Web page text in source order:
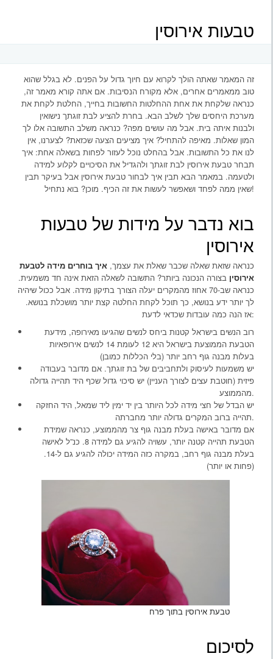
טבעות אירוסין
זה המאמר שאתה הולך לקרוא עם חיוך גדול על הפנים. לא בגלל שהוא
טוב ממאמרים אחרים, אלא מקורח הנסיבות. אם אתה קורא מאמר זה,
כנראה שלקחת את אחת ההחלטות החשובות בחייך, החלטת לקחת את
מערכת היחסים שלך לשלב הבא. בחרת להציע לבת זוגתך נישואין
ולבנות איתה בית. אבל מה עושים מפה? כנראה משלב התשובה אלו לך
המון שאלות. מאיפה להתחיל? איך מציעים הצעה שכזאת? לצערנו, אין
לנו את כל התשובות. אבל בהחלט נוכל לעזור לפחות בשאלה אחת: איך
תבחר טבעת אירוסין לבת זוגתך ולהגדיל את הסיכויים לקלוע למידה
ולטעמה. במאמר הבא תבין איך לבחור טבעת אירוסין אבל בעיקר תבין
שאין ממה לפחד ושאפשר לעשות את זה הכיף. מוכן? בוא נתחיל!
בוא נדבר על מידות של טבעות
אירוסין
כנראה שזאת שאלה שכבר שאלת את עצמך, איך בוחרים מידה לטבעת
אירוסין בצורה הנכונה ביותר? התשובה לשאלה הזאת אינה חד משמעית.
כנראה שב-70 אחוז מהמקרים יעלה הצורך בתיקון מידה. אבל ככול שיהיה
לך יותר ידע בנושא, כך תוכל לקחת החלטה קצת יותר מושכלת בנושא.
אז הנה כמה עובדות שכדאי לדעת:
רוב הנשים בישראל קטנות ביחס לנשים שהגיעו מאירופה, מידעת
הטבעת הממוצעת בישראל היא 12 לעומת 14 לנשים אירופאיות
בעלות מבנה גוף רחב יותר (בלי הכללות כמובן)
יש משמעות לעיסוק ולתחביבים של בת זוגתך. אם מדובר בעבודה
פיזית (חוטבת עצים לצורך העניין) יש סיכוי גדול שכף היד תהייה גדולה
מהממוצע.
יש הבדל של חצי מידה לכל היותר בין יד ימין ליד שמאל, היד החזקה
תהייה ברוב המקרים גדולה יותר מחברתה.
אם מדובר באישה בעלת מבנה גוף צר מהממוצע, כנראה שמידת
הטבעת תהייה קטנה יותר, עשויה להגיע גם למידה 8. כנ”ל לאישה
בעלת מבנה גוף רחב, במקרה כזה המידה יכולה להגיע גם ל-14.
(פחות או יותר)
טבעת אירוסין בתוך פרח
לסיכום